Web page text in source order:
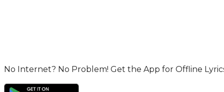
No Internet? No Problem! Get the App for Offline